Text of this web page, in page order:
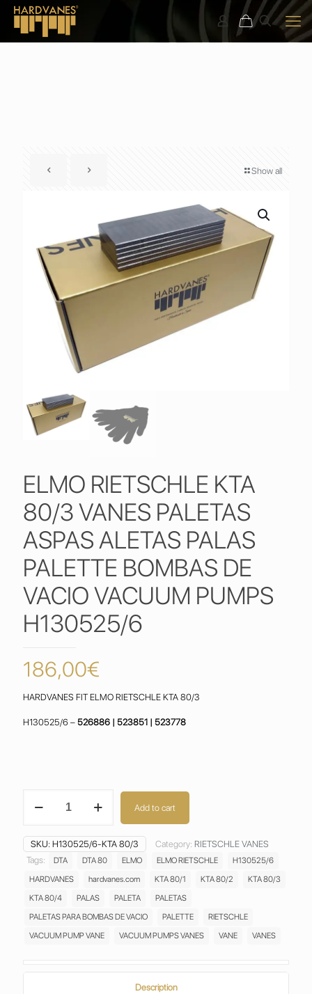
Show all
ELMO RIETSCHLE KTA
80/3 VANES PALETAS
ASPAS ALETAS PALAS
PALETTE BOMBAS DE
VACIO VACUUM PUMPS
H130525/6
186,00€
HARDVANES FIT ELMO RIETSCHLE KTA 80/3
H130525/6 – 526886 | 523851 | 523778
RIETSCHLE
80/3
VANES
ASPAS
ALETAS
PALAS
Add to cart
SKU: H130525/6-KTA 80/3 Category: RIETSCHLE VANES
Tags:
DTA DTA 80 ELMO ELMO RIETSCHLE
H130525/6
HARDVANES
hardvanes.com KTA 80/1 KTA 80/2
KTA 80/3
KTA 80/4
PALAS PALETA
PALETAS
PALETAS PARA BOMBAS DE VACIO
PALETTE
RIETSCHLE
VACUUM PUMP VANE
VACUUM PUMPS VANES VANE VANES
Description